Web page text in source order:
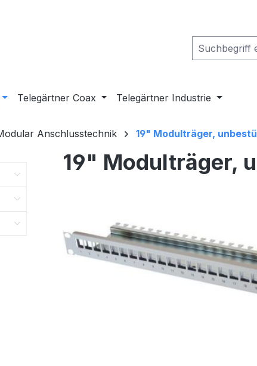
Telegärtner Coax Telegärtner Industrie
Anschlusstechnik 19" Modulträger,
19" Modulträger,